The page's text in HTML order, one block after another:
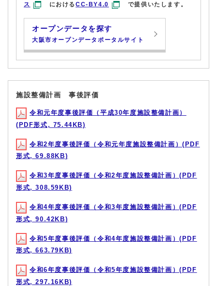
ス
におけるCC-BY4.0 で提供いたします。
オープンデータを探す
大阪市オープンデータポータルサイト
施設整備計画 事後評価
令和元年度事後評価（平成30年度施設整備計画）
(PDF形式, 75.44KB)
令和2年度事後評価（令和元年度施設整備計画）(PDF
形式, 69.88KB)
令和3年度事後評価（令和2年度施設整備計画）(PDF
形式, 308.59KB)
令和4年度事後評価（令和3年度施設整備計画）(PDF
形式, 90.42KB)
令和5年度事後評価（令和4年度施設整備計画）(PDF
形式, 663.79KB)
令和6年度事後評価（令和5年度施設整備計画）(PDF
形式, 297.16KB)